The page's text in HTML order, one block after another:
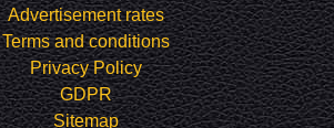
Advertisement rates
Terms and conditions
Privacy Policy
GDPR
Sitemap